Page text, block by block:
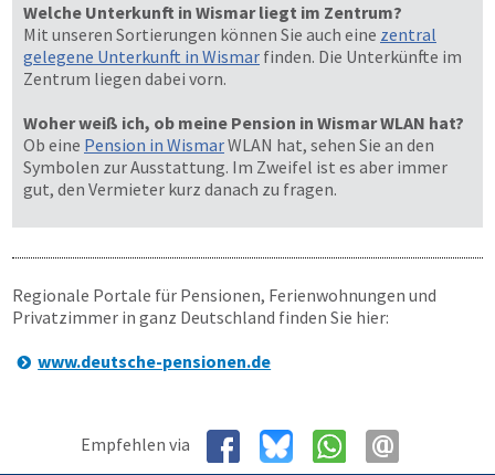
Welche Unterkunft in Wismar liegt im Zentrum?
Mit unseren Sortierungen können Sie auch eine zentral
gelegene Unterkunft in Wismar finden. Die Unterkünfte im
Zentrum liegen dabei vorn.
Woher weiß ich, ob meine Pension in Wismar WLAN hat?
Ob eine Pension in WismarWLAN hat, sehen Sie an den
Symbolen zur Ausstattung. Im Zweifel ist es aber immer
gut, den Vermieter kurz danach zu fragen.
Regionale Portale für Pensionen, Ferienwohnungen und
Privatzimmer in ganz Deutschland finden Sie hier:
www.deutsche-pensionen.de
Empfehlen via